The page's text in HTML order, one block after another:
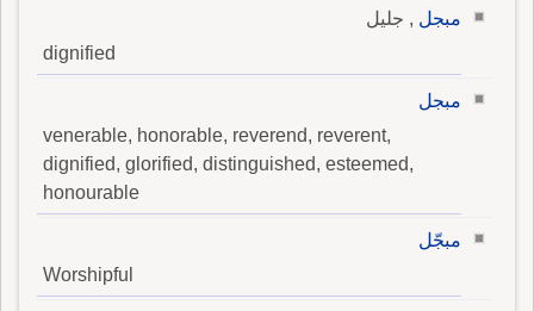
مبجل , جليل
dignified
مبجل
venerable, honorable, reverend, reverent,
dignified, glorified, distinguished, esteemed,
honourable
مبجّل
Worshipful